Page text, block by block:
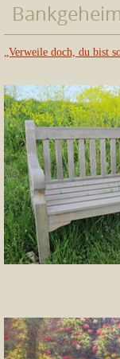
„Verweile doch, du bist